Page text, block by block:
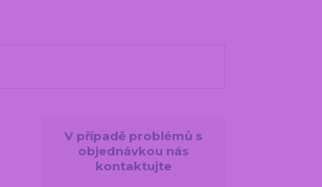
V případě problémů s
objednávkou nás
kontaktujte